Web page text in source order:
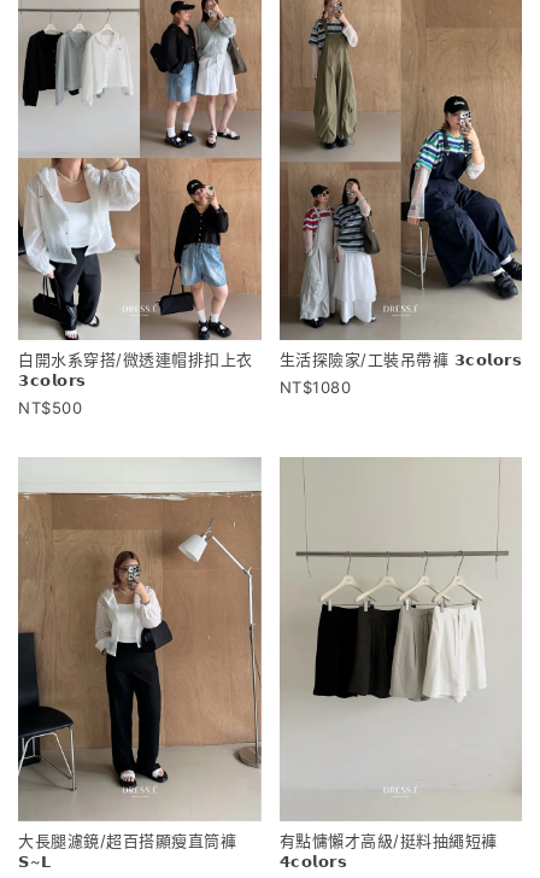
白開水系穿搭/微透連帽排扣上衣
𝟯𝗰𝗼𝗹𝗼𝗿𝘀
500
生活探險家/工裝吊帶褲 𝟯𝗰𝗼𝗹𝗼𝗿𝘀
1080
大長腿濾鏡/超百搭顯瘦直筒褲
𝗦~𝗟
有點慵懶才高級/挺料抽繩短褲
𝟰𝗰𝗼𝗹𝗼𝗿𝘀